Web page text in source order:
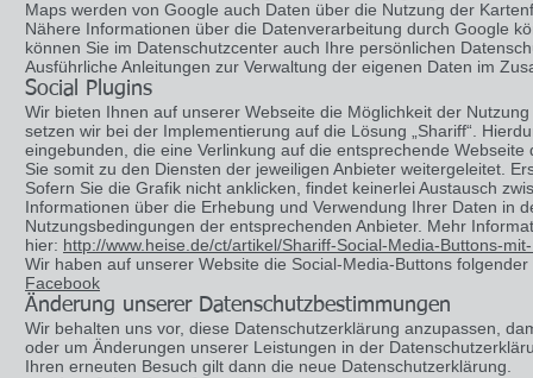
Maps werden von Google auch Daten über die Nutzung der
Nähere Informationen über die Datenverarbeitung durch Google
können Sie im Datenschutzcenter auch Ihre persönlichen
Ausführliche Anleitungen zur Verwaltung der eigenen Daten im
Social Plugins
Wir bieten Ihnen auf unserer Webseite die Möglichkeit der
setzen wir bei der Implementierung auf die Lösung „Shariff“.
eingebunden, die eine Verlinkung auf die entsprechende
Sie somit zu den Diensten der jeweiligen Anbieter weitergeleitet.
Sofern Sie die Grafik nicht anklicken, findet keinerlei Austausch
Informationen über die Erhebung und Verwendung Ihrer Daten in
Nutzungsbedingungen der entsprechenden Anbieter. Mehr
hier: http://www.heise.de/ct/artikel/Shariff-Social-Media-Buttons-
Wir haben auf unserer Website die Social-Media-Buttons
Facebook
Änderung unserer Datenschutzbestimmungen
Wir behalten uns vor, diese Datenschutzerklärung anzupassen,
oder um Änderungen unserer Leistungen in der
Ihren erneuten Besuch gilt dann die neue Datenschutzerklärung.